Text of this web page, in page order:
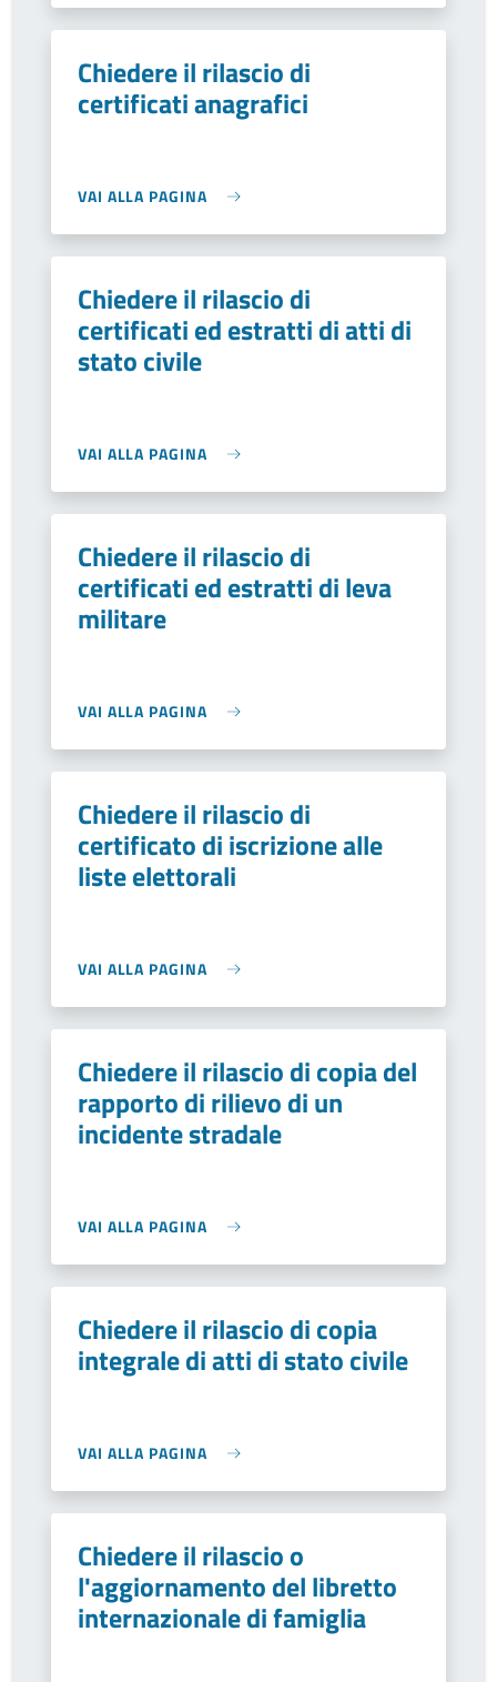
Chiedere il rilascio di
certificati anagrafici
VAI ALLA PAGINA
Chiedere il rilascio di
certificati ed estratti di atti di
stato civile
VAI ALLA PAGINA
Chiedere il rilascio di
certificati ed estratti di leva
militare
VAI ALLA PAGINA
Chiedere il rilascio di
certificato di iscrizione alle
liste elettorali
VAI ALLA PAGINA
Chiedere il rilascio di copia del
rapporto di rilievo di un
incidente stradale
VAI ALLA PAGINA
Chiedere il rilascio di copia
integrale di atti di stato civile
VAI ALLA PAGINA
Chiedere il rilascio o
l'aggiornamento del libretto
internazionale di famiglia